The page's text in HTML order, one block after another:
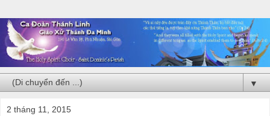
▼
2 tháng 11, 2015